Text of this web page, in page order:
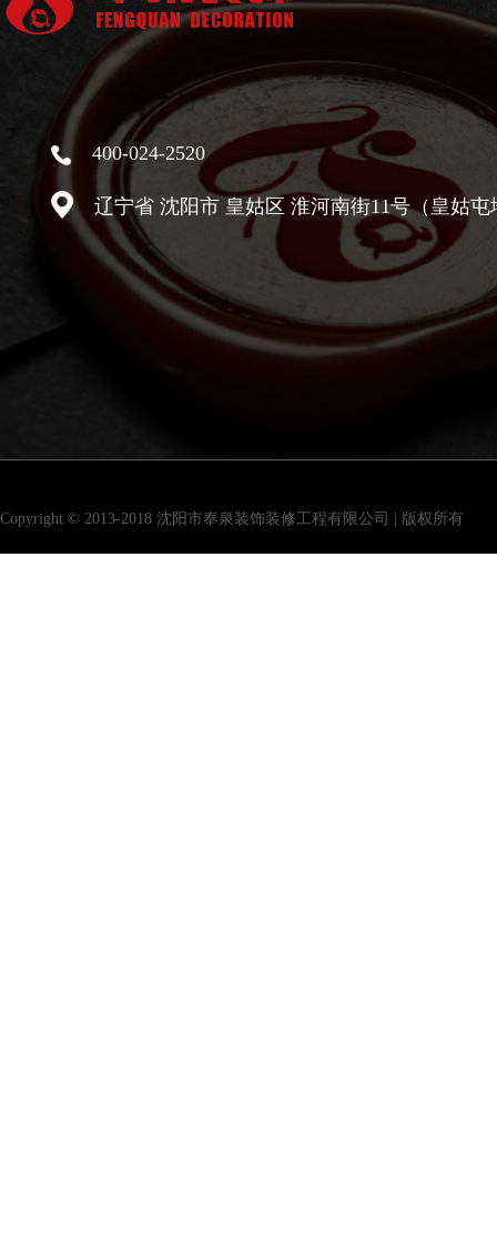
400-024-2520
辽宁省 沈阳市 皇姑区 淮河南街11号（皇姑
Copyright © 2013-2018 沈阳市奉泉装饰装修工程有限公司 | 版权所有